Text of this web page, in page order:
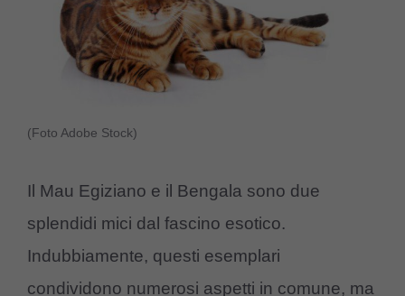
(Foto Adobe Stock)
Il Mau Egiziano e il Bengala sono due
splendidi mici dal fascino esotico.
Indubbiamente, questi esemplari
condividono numerosi aspetti in comune, ma